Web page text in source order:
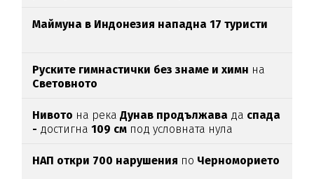
Маймуна в Индонезия нападна 17 туристи
Руските гимнастички без знаме и химн на
Световното
Нивото на рекаДунав продължава да спада
- достигна109 см под условната нула
НАП откри 700 нарушения по Черноморието